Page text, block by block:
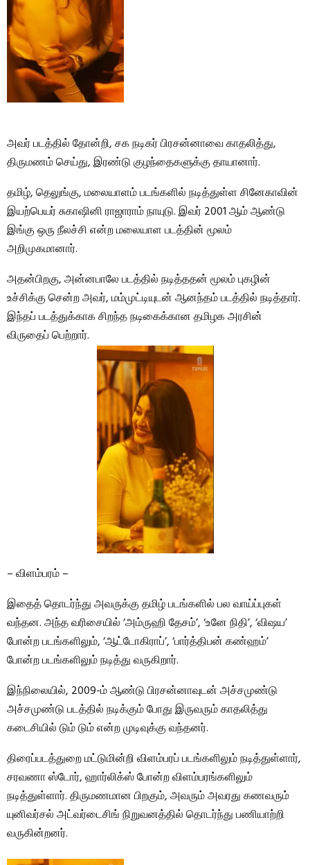
அவர் படத்தில் தோன்றி, சக நடிகர் பிரசன்னாவை காதலித்து,
திருமணம் செய்து, இரண்டு குழந்தைகளுக்கு தாயானார்.
தமிழ், தெலுங்கு, மலையாளம் படங்களில் நடித்துள்ள சினேகாவின்
இயற்பெயர் சுகாஷினி ராஜாராம் நாயுடு. இவர் 2001 ஆம் ஆண்டு
இங்கு ஒரு நீலச்சி என்ற மலையாள படத்தின் மூலம்
அறிமுகமானார்.
அதன்பிறகு, அன்னபாலே படத்தில் நடித்ததன் மூலம் புகழின்
உச்சிக்கு சென்ற அவர், மம்முட்டியுடன் ஆனந்தம் படத்தில் நடித்தார்.
இந்தப் படத்துக்காக சிறந்த நடிகைக்கான தமிழக அரசின்
விருதைப் பெற்றார்.
– விளம்பரம் –
இதைத் தொடர்ந்து அவருக்கு தமிழ் படங்களில் பல வாய்ப்புகள்
வந்தன. அந்த வரிசையில் ‘அம்ருஹி தேசம்’, ‘உனே நிதி’, ‘விஷய’
போன்ற படங்களிலும், ‘ஆட்டோகிராப்’, ‘பார்த்திபன் கண்ஹம்’
போன்ற படங்களிலும் நடித்து வருகிறார்.
இந்நிலையில், 2009-ம் ஆண்டு பிரசன்னாவுடன் அச்சமுண்டு
அச்சமுண்டு படத்தில் நடிக்கும் போது இருவரும் காதலித்து
கடைசியில் டும் டும் என்ற முடிவுக்கு வந்தனர்.
திரைப்படத்துறை மட்டுமின்றி விளம்பரப் படங்களிலும் நடித்துள்ளார்,
சரவணா ஸ்டோர், ஹார்லிக்ஸ் போன்ற விளம்பரங்களிலும்
நடித்துள்ளார். திருமணமான பிறகும், அவரும் அவரது கணவரும்
யுனிவர்சல் அட்வர்டைசிங் நிறுவனத்தில் தொடர்ந்து பணியாற்றி
வருகின்றனர்.